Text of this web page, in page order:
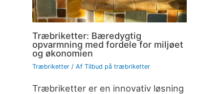
Træbriketter: Bæredygtig
opvarmning med fordele for miljøet
og økonomien
Træbriketter/ Af Tilbud på træbriketter
Træbriketter er en innovativ løsning